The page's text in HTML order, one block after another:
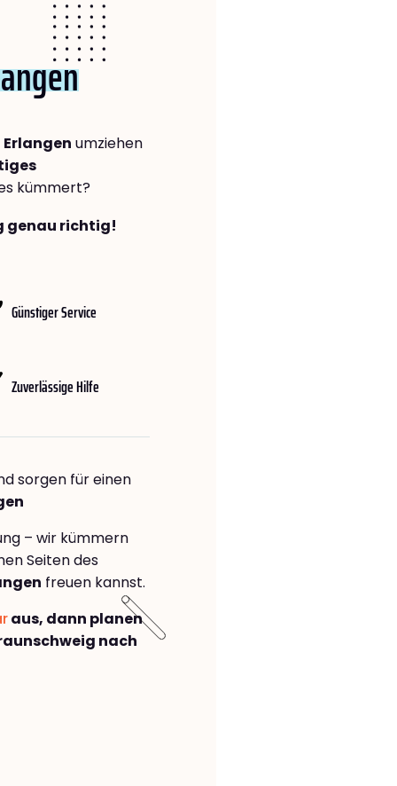
umziehen
kümmert?
genau richtig!
Günstiger Service
Zuverlässige Hilfe
sorgen für einen
– wir kümmern
Seiten des
freuen kannst.
aus, dann planen
nach